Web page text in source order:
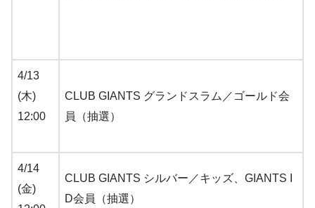
4/13
(木)
12:00
CLUB GIANTS グランドスラム／ゴールド会
員（抽選）
4/14
(金)
CLUB GIANTS シルバー／キッズ、GIANTS I
D会員（抽選）